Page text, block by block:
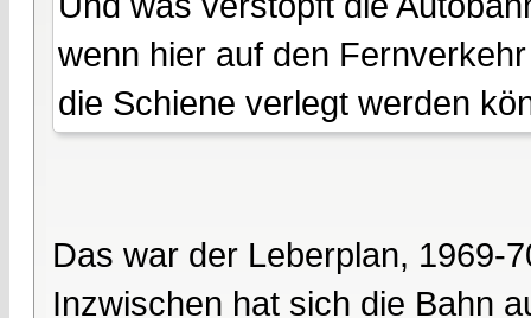
wenn hier auf den
die Schiene verlegt werden
Das war der Leberplan, 1969-
Inzwischen hat sich die Bahn